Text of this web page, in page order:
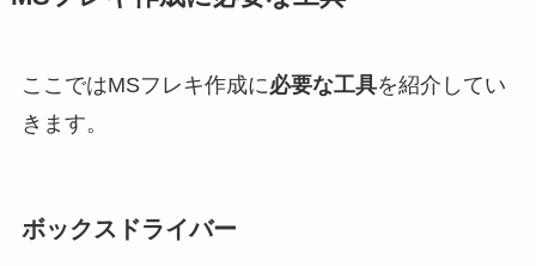
ここではMSフレキ作成に必要な工具を紹介してい
きます。
ボックスドライバー